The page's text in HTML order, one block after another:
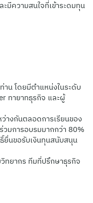
ะมีความสนใจที่เข้าระดมทุน
าน โดยมีตำแหน่งในระดับ
ทายาทธุรกิจ และผู้
ว่างกันตลอดการเรียนของ
วมการอบรมมากกว่า 80%
ยื่นขอรับเงินทุนสนับสนุน
ทยากร ทีมที่ปรึกษาธุรกิจ